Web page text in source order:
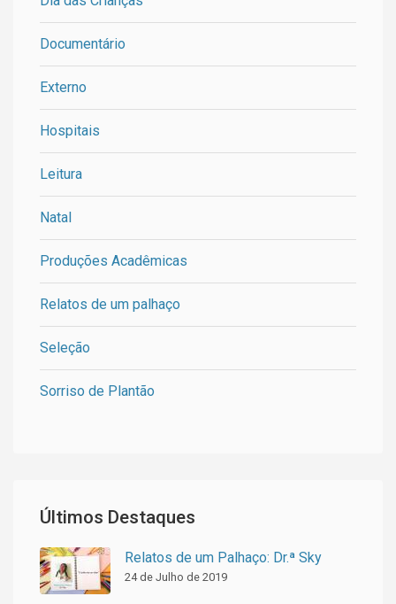
Documentário
Externo
Hospitais
Leitura
Natal
Produções Acadêmicas
Relatos de um palhaço
Seleção
Sorriso de Plantão
Últimos Destaques
Relatos de um Palhaço: Dr.ª Sky
24 de Julho de 2019